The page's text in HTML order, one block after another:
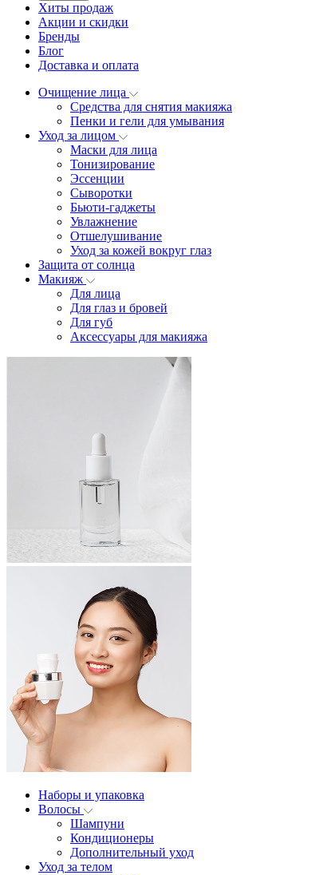
Хиты продаж
Акции и скидки
Бренды
Блог
Доставка и оплата
Очищение лица
Средства для снятия макияжа
Пенки и гели для умывания
Уход за лицом
Маски для лица
Тонизирование
Эссенции
Сыворотки
Бьюти-гаджеты
Увлажнение
Отшелушивание
Уход за кожей вокруг глаз
Защита от солнца
Макияж
Для лица
Для глаз и бровей
Для губ
Аксессуары для макияжа
Наборы и упаковка
Волосы
Шампуни
Кондиционеры
Дополнительный уход
Уход за телом